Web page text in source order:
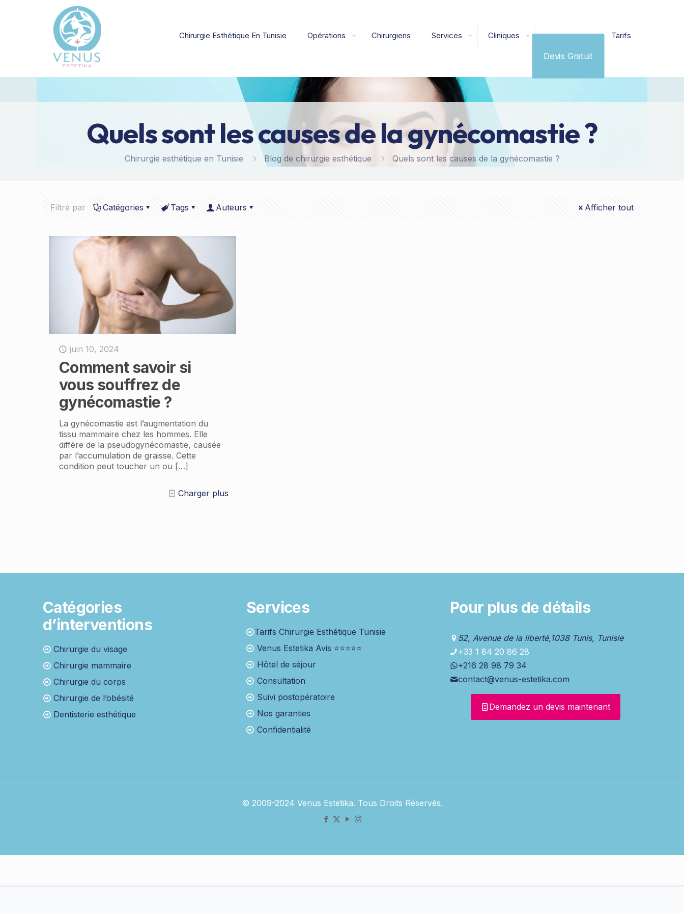
Chirurgie Esthétique En Tunisie Opérations Chirurgiens Services Cliniques
Devis Gratuit
Tarifs
Quels sont les causes de la gynécomastie ?
Chirurgie esthétique en Tunisie Blog de chirurgie esthétique Quels sont les causes de la gynécomastie ?
Filtré par Catégories Tags Auteurs Afficher tout
juin 10, 2024
Comment savoir si
vous souffrez de
gynécomastie ?
La gynécomastie est l’augmentation du
tissu mammaire chez les hommes. Elle
diffère de la pseudogynécomastie, causée
par l’accumulation de graisse. Cette
condition peut toucher un ou […]
Charger plus
Catégories
d’interventions
Chirurgie du visage
Chirurgie mammaire
Chirurgie du corps
Chirurgie de l’obésité
Dentisterie esthétique
Services
Tarifs Chirurgie Esthétique Tunisie
Venus Estetika Avis ⭐⭐⭐⭐⭐
Hôtel de séjour
Consultation
Suivi postopératoire
Nos garanties
Confidentialité
Pour plus de détails
52, Avenue de la liberté,1038 Tunis, Tunisie
+33 1 84 20 86 28
+216 28 98 79 34
contact@venus-estetika.com
Demandez un devis maintenant
© 2009-2024 Venus Estetika. Tous Droits Réservés.